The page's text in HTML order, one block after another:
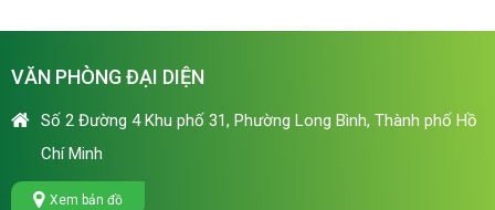
VĂN PHÒNG ĐẠI DIỆN
Số 2 Đường 4 Khu phố 31, Phường Long Bình, Thành phố Hồ
Chí Minh
Xem bản đồ